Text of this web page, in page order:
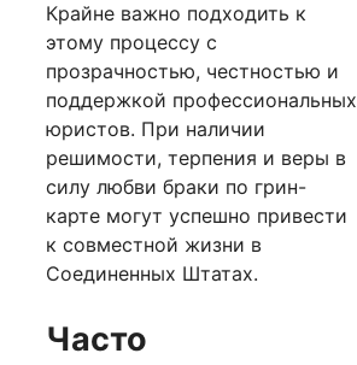
Крайне важно подходить к
этому процессу с
прозрачностью, честностью и
поддержкой профессиональных
юристов. При наличии
решимости, терпения и веры в
силу любви браки по грин-
карте могут успешно привести
к совместной жизни в
Соединенных Штатах.
Часто